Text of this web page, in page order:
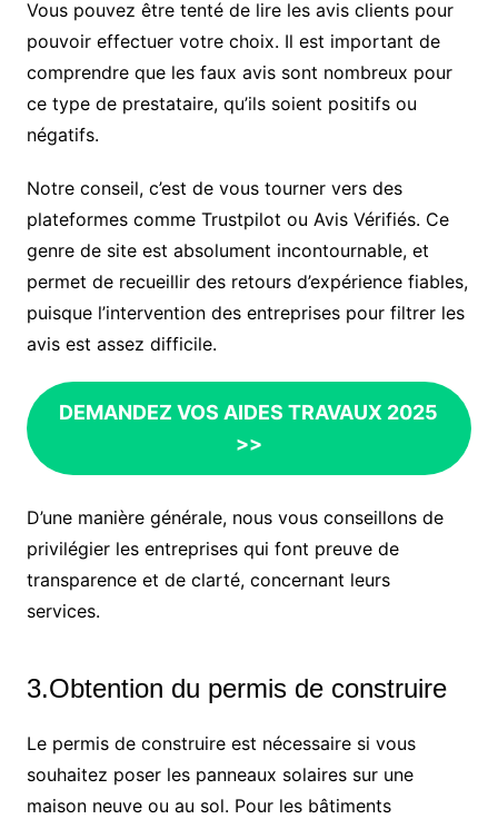
Vous pouvez être tenté de lire les avis clients pour
pouvoir effectuer votre choix. Il est important de
comprendre que les faux avis sont nombreux pour
ce type de prestataire, qu’ils soient positifs ou
négatifs.
Notre conseil, c’est de vous tourner vers des
plateformes comme Trustpilot ou Avis Vérifiés. Ce
genre de site est absolument incontournable, et
permet de recueillir des retours d’expérience fiables,
puisque l’intervention des entreprises pour filtrer les
avis est assez difficile.
DEMANDEZ VOS AIDES TRAVAUX 2025
>>
D’une manière générale, nous vous conseillons de
privilégier les entreprises qui font preuve de
transparence et de clarté, concernant leurs
services.
3.Obtention du permis de construire
Le permis de construire est nécessaire si vous
souhaitez poser les panneaux solaires sur une
maison neuve ou au sol. Pour les bâtiments